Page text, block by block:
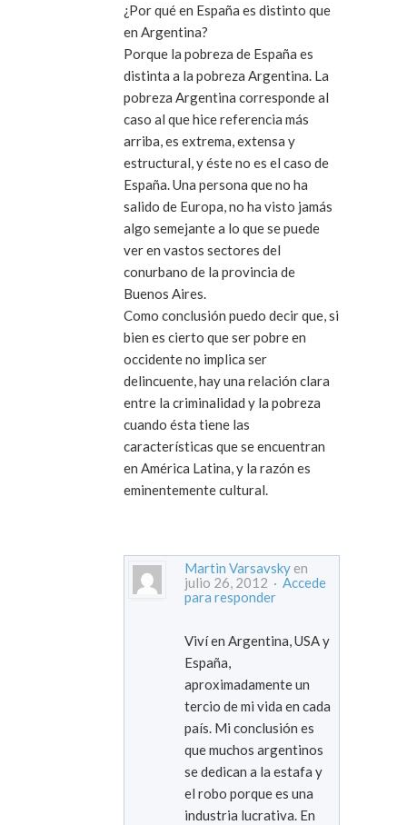
¿Por qué en España es distinto que
en Argentina?
Porque la pobreza de España es
distinta a la pobreza Argentina. La
pobreza Argentina corresponde al
caso al que hice referencia más
arriba, es extrema, extensa y
estructural, y éste no es el caso de
España. Una persona que no ha
salido de Europa, no ha visto jamás
algo semejante a lo que se puede
ver en vastos sectores del
conurbano de la provincia de
Buenos Aires.
Como conclusión puedo decir que, si
bien es cierto que ser pobre en
occidente no implica ser
delincuente, hay una relación clara
entre la criminalidad y la pobreza
cuando ésta tiene las
características que se encuentran
en América Latina, y la razón es
eminentemente cultural.
Martin Varsavsky en
julio 26, 2012 · Accede
para responder
Viví en Argentina, USA y
España,
aproximadamente un
tercio de mi vida en cada
país. Mi conclusión es
que muchos argentinos
se dedican a la estafa y
el robo porque es una
industria lucrativa. En